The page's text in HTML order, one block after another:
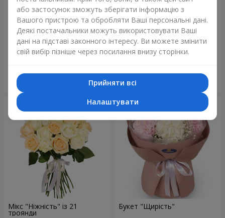
Букет "Blue ball"
3 370 грн
Букет "Бенефіс"
5 383 грн
Мікс "Ніжність" із 21
троянди
Букет "Щирість"
або застосунок зможуть зберігати інформацію з
Вашого пристрою та обробляти Ваші персональні дані.
Деякі постачальники можуть використовувати Ваші
дані на підставі законного інтересу. Ви можете змінити
свій вибір пізніше через посилання внизу сторінки.
Прийняти всі
Налаштувати